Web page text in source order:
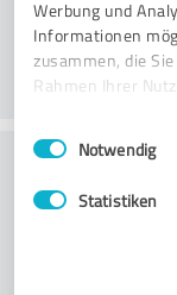
Werbung und
Informationen
zusammen, die
Rahmen Ihrer
Impressum
Einwilligungsauswahl
Notwendig
Statistiken